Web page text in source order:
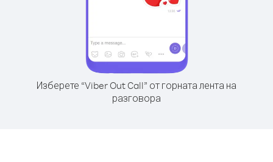
Изберете “Viber Out Call” от горната лента на
разговора